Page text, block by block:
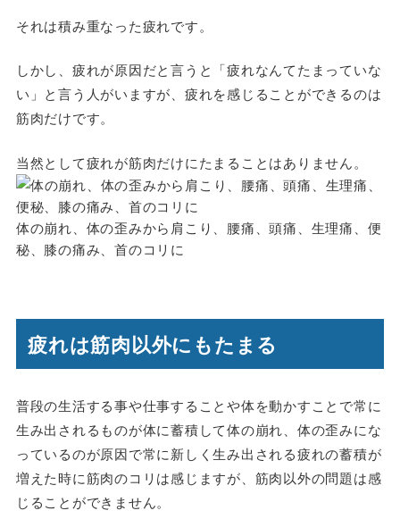
それは積み重なった疲れです。
しかし、疲れが原因だと言うと「疲れなんてたまっていな
い」と言う人がいますが、疲れを感じることができるのは
筋肉だけです。
当然として疲れが筋肉だけにたまることはありません。
体の崩れ、体の歪みから肩こり、腰痛、頭痛、生理痛、便
秘、膝の痛み、首のコリに
疲れは筋肉以外にもたまる
普段の生活する事や仕事することや体を動かすことで常に
生み出されるものが体に蓄積して体の崩れ、体の歪みにな
っているのが原因で常に新しく生み出される疲れの蓄積が
増えた時に筋肉のコリは感じますが、筋肉以外の問題は感
じることができません。